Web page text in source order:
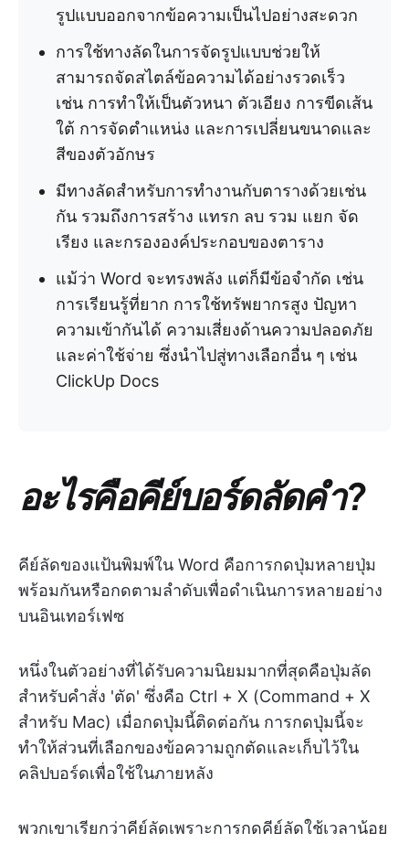
รูปแบบออกจากข้อความเป็นไปอย่างสะดวก
การใช้ทางลัดในการจัดรูปแบบช่วยให้
สามารถจัดสไตล์ข้อความได้อย่างรวดเร็ว
เช่น การทำให้เป็นตัวหนา ตัวเอียง การขีดเส้น
ใต้ การจัดตำแหน่ง และการเปลี่ยนขนาดและ
สีของตัวอักษร
มีทางลัดสำหรับการทำงานกับตารางด้วยเช่น
กัน รวมถึงการสร้าง แทรก ลบ รวม แยก จัด
เรียง และกรององค์ประกอบของตาราง
แม้ว่า Word จะทรงพลัง แต่ก็มีข้อจำกัด เช่น
การเรียนรู้ที่ยาก การใช้ทรัพยากรสูง ปัญหา
ความเข้ากันได้ ความเสี่ยงด้านความปลอดภัย
และค่าใช้จ่าย ซึ่งนำไปสู่ทางเลือกอื่น ๆ เช่น
ClickUp Docs
อะไรคือคีย์บอร์ดลัดคำ?
คีย์ลัดของแป้นพิมพ์ใน Word คือการกดปุ่มหลายปุ่ม
พร้อมกันหรือกดตามลำดับเพื่อดำเนินการหลายอย่าง
บนอินเทอร์เฟซ
หนึ่งในตัวอย่างที่ได้รับความนิยมมากที่สุดคือปุ่มลัด
สำหรับคำสั่ง 'ตัด' ซึ่งคือ Ctrl + X (Command + X
สำหรับ Mac) เมื่อกดปุ่มนี้ติดต่อกัน การกดปุ่มนี้จะ
ทำให้ส่วนที่เลือกของข้อความถูกตัดและเก็บไว้ใน
คลิปบอร์ดเพื่อใช้ในภายหลัง
พวกเขาเรียกว่าคีย์ลัดเพราะการกดคีย์ลัดใช้เวลาน้อย